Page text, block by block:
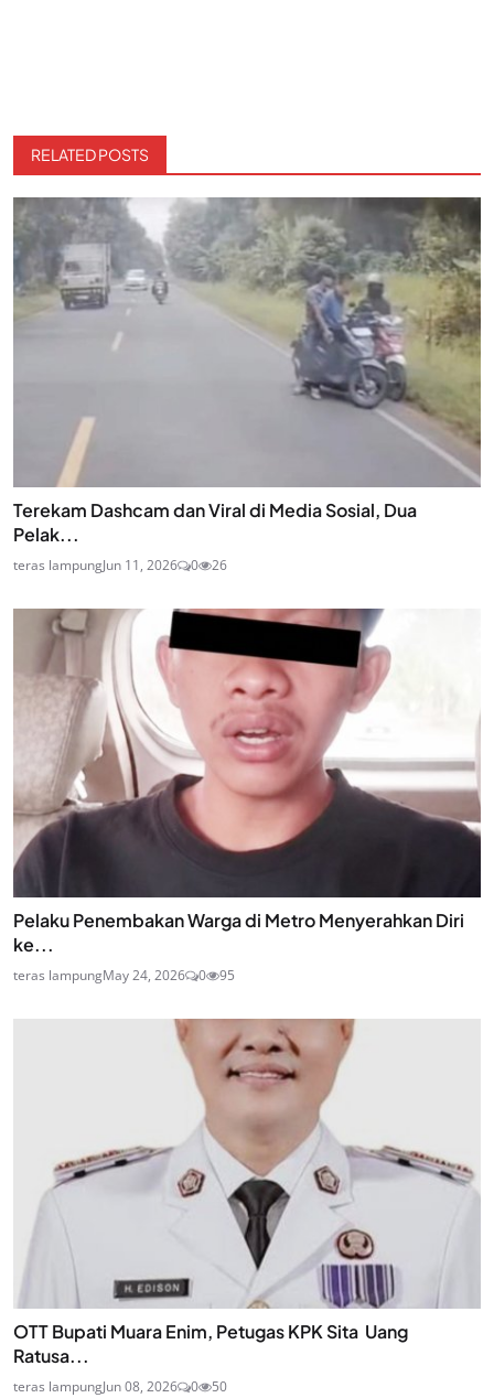
RELATED POSTS
Terekam Dashcam dan Viral di Media Sosial, Dua
Pelak...
teras lampungJun 11, 2026 0 26
Pelaku Penembakan Warga di Metro Menyerahkan Diri
ke...
teras lampungMay 24, 2026 0 95
OTT Bupati Muara Enim, Petugas KPK Sita Uang
Ratusa...
teras lampungJun 08, 2026 0 50